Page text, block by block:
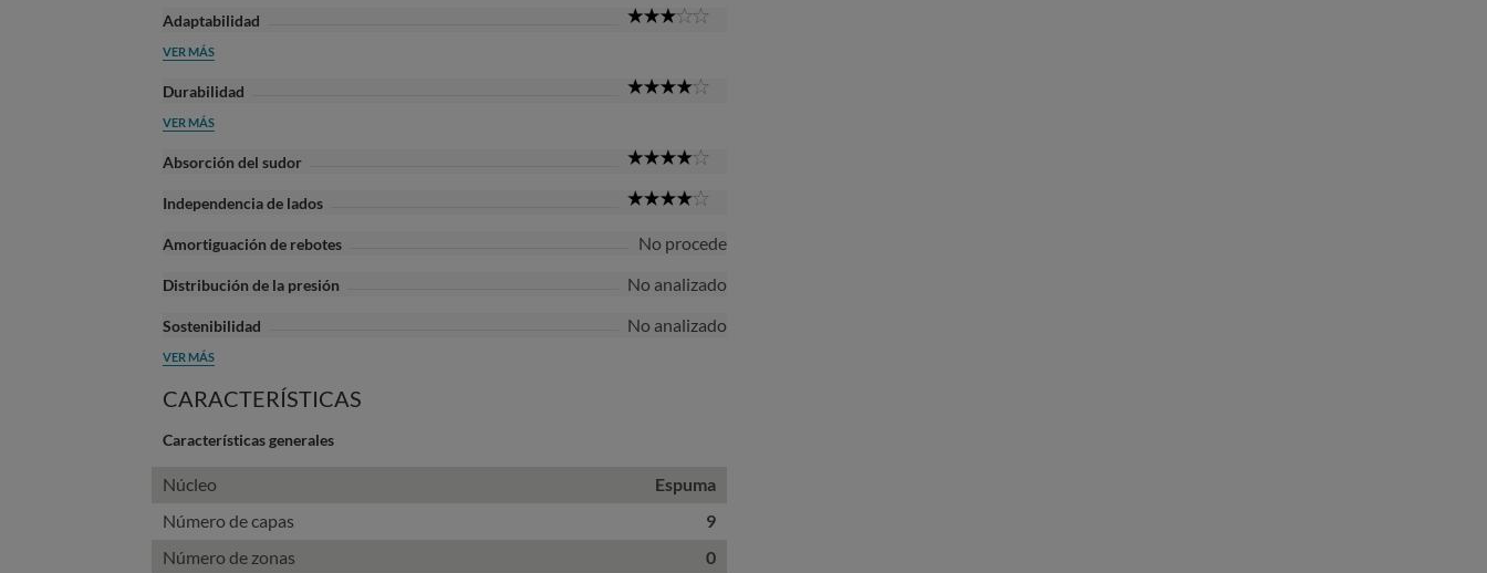
Adaptabilidad
VER MÁS
Durabilidad
VER MÁS
Absorción del sudor
Independencia de lados
Amortiguación de rebotes No procede
Distribución de la presión No analizado
Sostenibilidad No analizado
VER MÁS
CARACTERÍSTICAS
Características generales
Núcleo
Espuma
Número de capas
9
Número de zonas
0